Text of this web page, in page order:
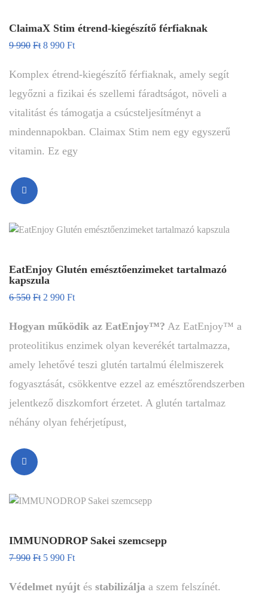
ClaimaX Stim étrend-kiegészítő férfiaknak
9 990 Ft 8 990 Ft
Komplex étrend-kiegészítő férfiaknak, amely segít
legyőzni a fizikai és szellemi fáradtságot, növeli a
vitalitást és támogatja a csúcsteljesítményt a
mindennapokban. Claimax Stim nem egy egyszerű
vitamin. Ez egy
EatEnjoy Glutén emésztőenzimeket tartalmazó
kapszula
6 550 Ft 2 990 Ft
Hogyan működik az EatEnjoy™? Az EatEnjoy™ a
proteolitikus enzimek olyan keverékét tartalmazza,
amely lehetővé teszi glutén tartalmú élelmiszerek
fogyasztását, csökkentve ezzel az emésztőrendszerben
jelentkező diszkomfort érzetet. A glutén tartalmaz
néhány olyan fehérjetípust,
IMMUNODROP Sakei szemcsepp
7 990 Ft 5 990 Ft
Védelmet nyújt és stabilizálja a szem felszínét.